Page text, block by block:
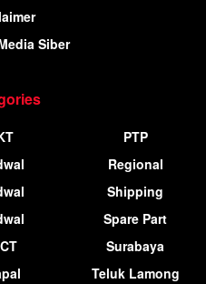
Siber
PTP
Regional
Shipping
Spare Part
Surabaya
Teluk Lamong